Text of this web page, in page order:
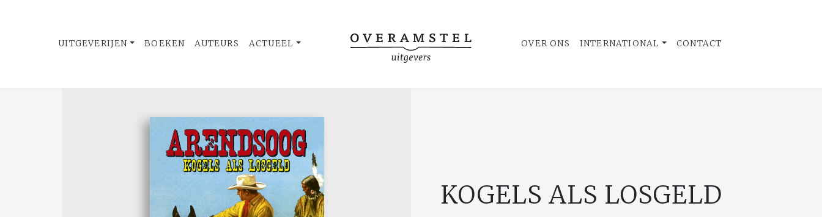
UITGEVERIJEN BOEKEN AUTEURS ACTUEEL OVER ONS INTERNATIONAL CONTACT
KOGELS ALS LOSGELD